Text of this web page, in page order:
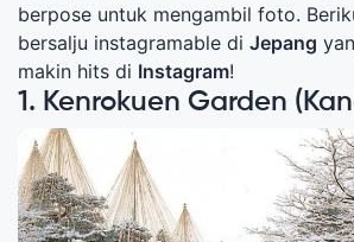
berpose untuk mengambil foto.
bersalju instagramable di Jepang
makin hits di Instagram!
1. Kenrokuen Garden